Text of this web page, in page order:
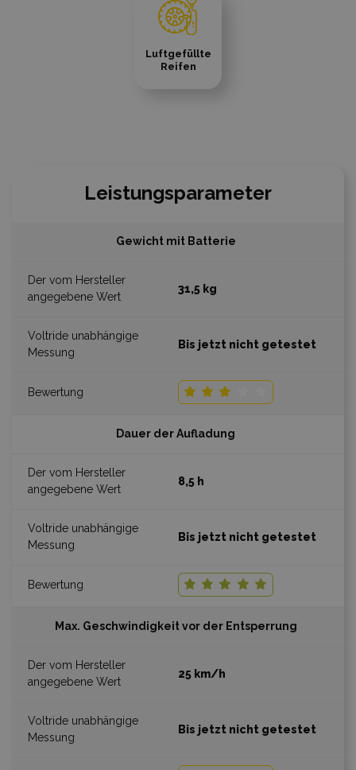
Luftgefüllte
Reifen
Leistungsparameter
Gewicht mit Batterie
31,5 kg
Bis jetzt nicht getestet
Dauer der Aufladung
8,5 h
Bis jetzt nicht getestet
Max. Geschwindigkeit vor der Entsperrung
25 km/h
Bis jetzt nicht getestet